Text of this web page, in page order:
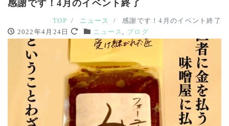
感謝です！4月のイベント終了
TOP ニュース
感謝です！4月のイベント終了
2022年4月24日
ニュース , ブログ